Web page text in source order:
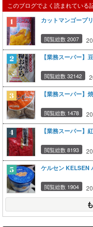
このブログでよく読まれている
カットマンゴープ
閲覧総数 2007
【業務スーパー】
閲覧総数 32142
【業務スーパー】
閲覧総数 1478
【業務スーパー
閲覧総数 8193
ケルセン KELSEN
閲覧総数 1904